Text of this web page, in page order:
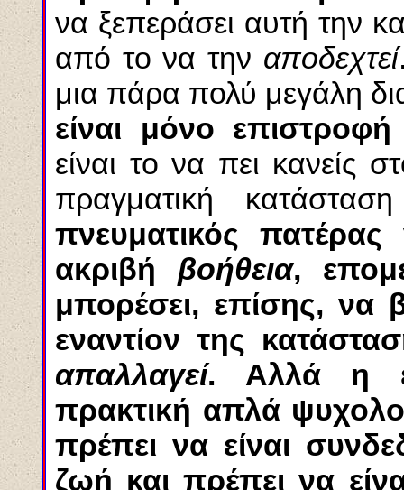
να ξεπεράσει αυτή την
από το να την αποδεχτεί
μια πάρα πολύ μεγάλη
είναι μόνο
είναι το να πει κανείς
πραγματική
πνευματικός
ακριβή βοήθεια,
μπορέσει, επίσης, να
εναντίον της
απαλλαγεί. Αλλά η
πρακτική απλά
πρέπει να είναι
ζωή και πρέπει να